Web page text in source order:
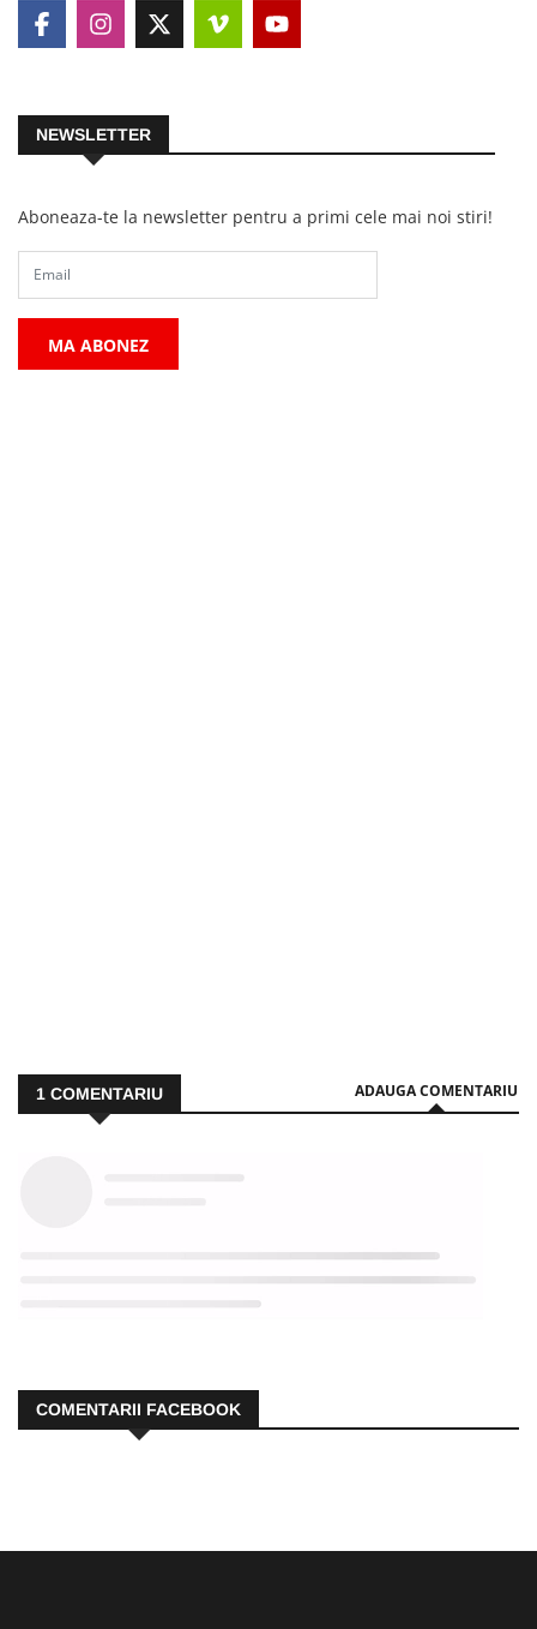
NEWSLETTER
Aboneaza-te la newsletter pentru a primi cele mai noi stiri!
MA ABONEZ
1 COMENTARIU ADAUGA COMENTARIU
COMENTARII FACEBOOK